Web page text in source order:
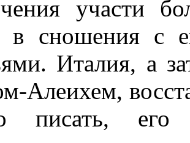
участи
в сношения с
Италия, а
Алеихем,
писать, его